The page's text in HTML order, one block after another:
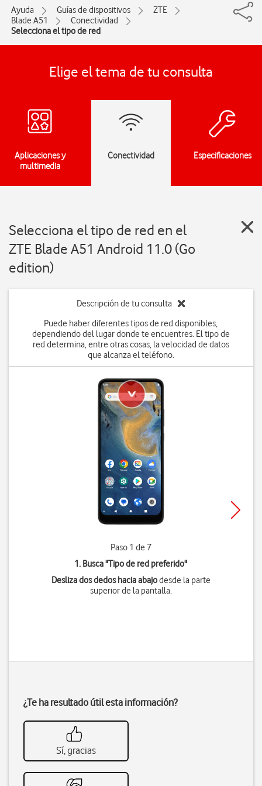
Ayuda Guías de dispositivos
ZTE
Blade A51
Conectividad
Selecciona el tipo de red
Elige el tema de tu consulta
Aplicaciones y
multimedia
Conectividad Especificaciones
Selecciona el tipo de red en el
ZTE Blade A51 Android 11.0 (Go
edition)
Descripción de tu consulta
Puede haber diferentes tipos de red disponibles,
dependiendo del lugar donde te encuentres. El tipo de
red determina, entre otras cosas, la velocidad de datos
que alcanza el teléfono.
Paso 1 de 7
1. Busca "Tipo de red preferido"
Desliza dos dedos hacia abajodesde la parte
superior de la pantalla.
¿Te ha resultado útil esta información?
Sí, gracias